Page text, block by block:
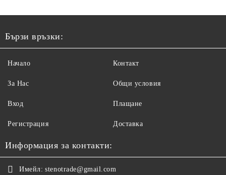
Бързи връзки:
Начало
За Нас
Вход
Регистрация
Контакт
Общи условия
Плащане
Доставка
Информация за контакти:
Имейл: stenotrade@gmail.com